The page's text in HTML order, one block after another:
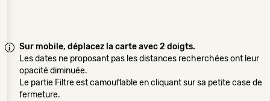
Sur mobile, déplacez la carte avec 2 doigts.
Les dates ne proposant pas les distances recherchées ont leur
opacité diminuée.
Le partie Filtre est camouflable en cliquant sur sa petite case de
fermeture.